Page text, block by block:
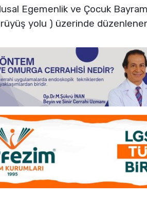
Egemenlik ve Çocuk
yolu ) üzerinde